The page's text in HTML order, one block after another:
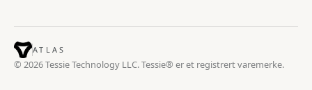
ATLAS
© 2026 Tessie Technology LLC. Tessie® er et registrert varemerke.